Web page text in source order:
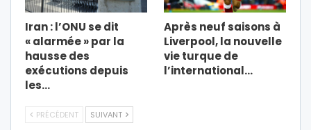
Iran : l’ONU se dit
« alarmée » par la
hausse des
exécutions depuis
les…
Après neuf saisons à
Liverpool, la nouvelle
vie turque de
l’international…
PRÉCÉDENT SUIVANT